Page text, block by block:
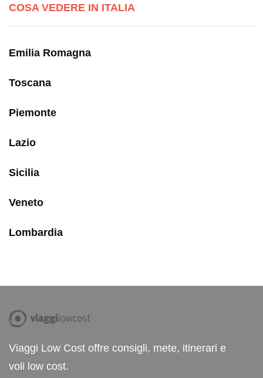
COSA VEDERE IN ITALIA
Emilia Romagna
Toscana
Piemonte
Lazio
Sicilia
Veneto
Lombardia
Viaggi Low Cost offre consigli, mete, itinerari e
voli low cost.